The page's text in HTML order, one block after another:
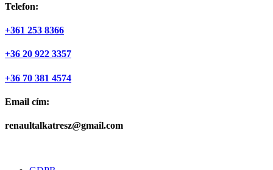
Telefon:
+361 253 8366
+36 20 922 3357
+36 70 381 4574
Email cím:
renaultalkatresz@gmail.com